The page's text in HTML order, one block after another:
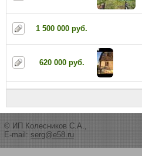
1 500 000 руб.
620 000 руб.
© ИП Колесников С.А.,
E-mail: serg@e58.ru